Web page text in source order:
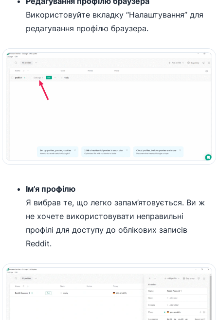
Використовуйте вкладку “Налаштування” для
редагування профілю браузера.
Ім’я профілю
Я вибрав те, що легко запам’ятовується. Ви ж
не хочете використовувати неправильні
профілі для доступу до облікових записів
Reddit.